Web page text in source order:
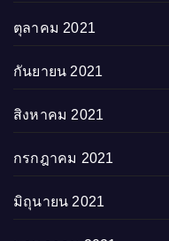
ตุลาคม 2021
กันยายน 2021
สิงหาคม 2021
กรกฎาคม 2021
มิถุนายน 2021